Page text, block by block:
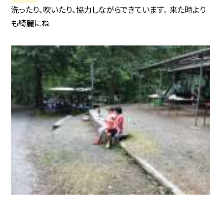
洗ったり、吹いたり、協力しながらできています。 来た時より
も綺麗にね